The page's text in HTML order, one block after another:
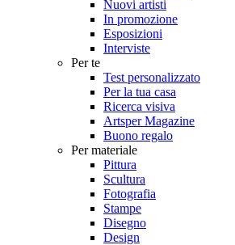
Nuovi artisti
In promozione
Esposizioni
Interviste
Per te
Test personalizzato
Per la tua casa
Ricerca visiva
Artsper Magazine
Buono regalo
Per materiale
Pittura
Scultura
Fotografia
Stampe
Disegno
Design